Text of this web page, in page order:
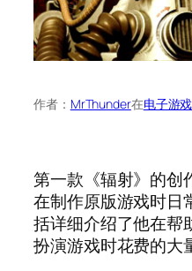
作者： MrThunder在电子游戏
第一款《辐射》的创
在制作原版游戏时日
括详细介绍了他在帮
扮演游戏时花费的大